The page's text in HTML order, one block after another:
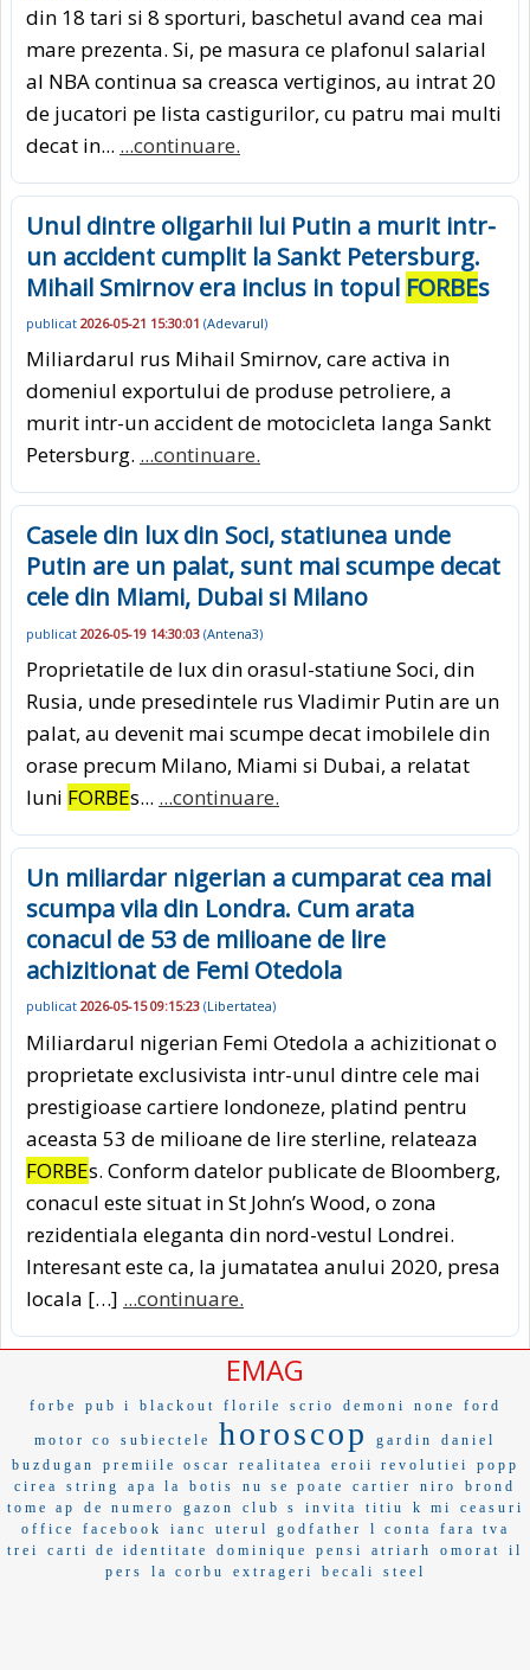
din 18 tari si 8 sporturi, baschetul avand cea mai
mare prezenta. Si, pe masura ce plafonul salarial
al NBA continua sa creasca vertiginos, au intrat 20
de jucatori pe lista castigurilor, cu patru mai multi
decat in... ...continuare.
Unul dintre oligarhii lui Putin a murit intr-
un accident cumplit la Sankt Petersburg.
Mihail Smirnov era inclus in topul FORBEs
publicat 2026-05-21 15:30:01 (Adevarul)
Miliardarul rus Mihail Smirnov, care activa in
domeniul exportului de produse petroliere, a
murit intr-un accident de motocicleta langa Sankt
Petersburg. ...continuare.
Casele din lux din Soci, statiunea unde
Putin are un palat, sunt mai scumpe decat
cele din Miami, Dubai si Milano
publicat 2026-05-19 14:30:03 (Antena3)
Proprietatile de lux din orasul-statiune Soci, din
Rusia, unde presedintele rus Vladimir Putin are un
palat, au devenit mai scumpe decat imobilele din
orase precum Milano, Miami si Dubai, a relatat
luni FORBEs... ...continuare.
Un miliardar nigerian a cumparat cea mai
scumpa vila din Londra. Cum arata
conacul de 53 de milioane de lire
achizitionat de Femi Otedola
publicat 2026-05-15 09:15:23 (Libertatea)
Miliardarul nigerian Femi Otedola a achizitionat o
proprietate exclusivista intr-unul dintre cele mai
prestigioase cartiere londoneze, platind pentru
aceasta 53 de milioane de lire sterline, relateaza
FORBEs. Conform datelor publicate de Bloomberg,
conacul este situat in St John’s Wood, o zona
rezidentiala eleganta din nord-vestul Londrei.
Interesant este ca, la jumatatea anului 2020, presa
locala […] ...continuare.
EMAG
forbe pub i blackout florile scrio demoni none ford
motor co subiectele horoscop gardin
daniel
buzdugan
premiile oscar realitatea eroii revolutiei
popp
cirea
string apa la botis nu se poate cartier niro
brond
tome ap
de numero gazon club s invita titiu k mi
ceasuri
office
facebook ianc uterul godfather l conta
fara tva
trei
carti de identitate dominique pensi atriarh omorat
il
pers
la corbu extrageri becali steel